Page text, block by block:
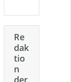
Re
dak
tio
n
der